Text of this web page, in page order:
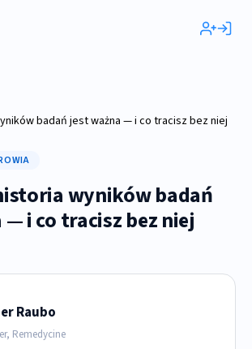
badań jest ważna — i co tracisz bez niej
wyników badań
i co tracisz bez niej
Raubo
Remedycine